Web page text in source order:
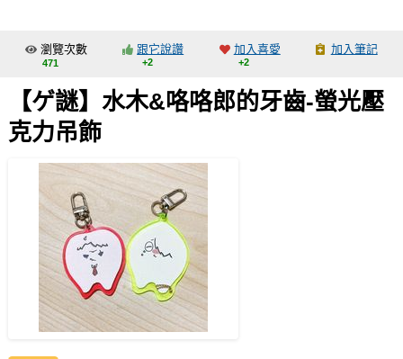
交流中心
攤位轉讓區
會員功能選單
註冊會員
瀏覽次數
471
跟它說讚
+2
加入喜愛
+2
加入筆記
【ゲ謎】水木&咯咯郎的牙齒-螢光壓
克力吊飾